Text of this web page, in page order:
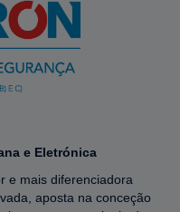
e Eletrónica
e mais diferenciadora
aposta na conceção